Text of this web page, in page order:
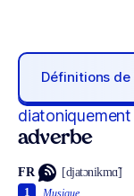
Définitions de
diatoniquement
adverbe
FR [djatɔnikmɑ̃]
Musique.
1